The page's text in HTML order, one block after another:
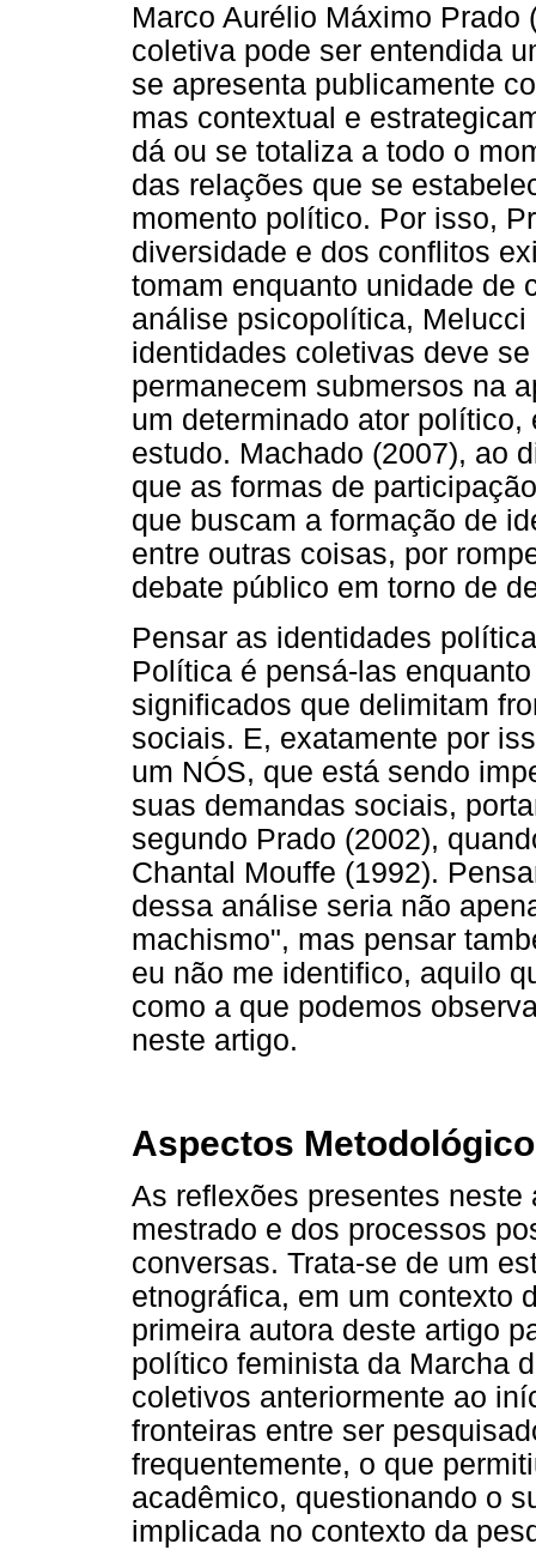
Marco Aurélio Máximo
coletiva pode ser entendida
se apresenta publicamente
mas contextual e
dá ou se totaliza a todo o
das relações que se
momento político. Por isso,
diversidade e dos conflitos
tomam enquanto unidade de
análise psicopolítica,
identidades coletivas deve
permanecem submersos na
um determinado ator
estudo. Machado (2007), ao
que as formas de
que buscam a formação de
entre outras coisas, por
debate público em torno de
Pensar as identidades
Política é pensá-las
significados que delimitam
sociais. E, exatamente por
um NÓS, que está sendo
suas demandas sociais,
segundo Prado (2002),
Chantal Mouffe (1992).
dessa análise seria não
machismo", mas pensar
eu não me identifico, aquilo
como a que podemos
neste artigo.
Aspectos
As reflexões presentes
mestrado e dos processos
conversas. Trata-se de um
etnográfica, em um contexto
primeira autora deste artigo
político feminista da Marcha
coletivos anteriormente ao
fronteiras entre ser
frequentemente, o que
acadêmico, questionando o
implicada no contexto da